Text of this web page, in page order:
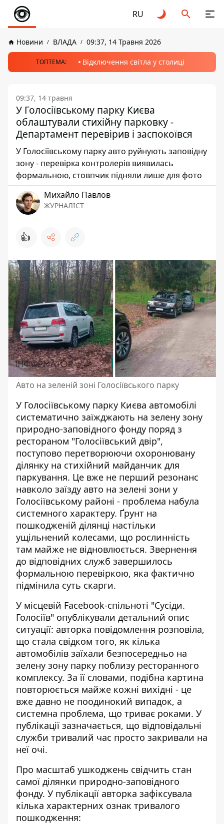
RU
Новини ВЛАДА 09:37, 14 Травня 2026
ТОПТЕМА: Відключення світла у столиці
09:37, 14 травня
У Голосіївському парку Києва
облаштували стихійну парковку -
Департамент перевірив і заспокоївся
У Голосіївському парку авто руйнують заповідну
зону - перевірка контролерів виявилась
формальною, стовпчик підняли лише для фото
Михайло Павлов
ЖУРНАЛІСТ
👍
Авто на зеленій зоні Голосіївського парку
У Голосіївському парку Києва автомобілі
систематично заїжджають на зелену зону
природно-заповідного фонду поряд з
рестораном "Голосіївський двір",
поступово перетворюючи охоронювану
ділянку на стихійний майданчик для
паркування. Це вже не перший резонанс
навколо заїзду авто на зелені зони у
Голосіївському районі - проблема набула
системного характеру. Ґрунт на
пошкодженій ділянці настільки
ущільнений колесами, що рослинність
там майже не відновлюється. Звернення
до відповідних служб завершилось
формальною перевіркою, яка фактично
підмінила суть скарги.
У місцевій Facebook-спільноті "Сусіди.
Голосіїв" опублікували детальний опис
ситуації: авторка повідомлення розповіла,
що стала свідком того, як кілька
автомобілів заїхали безпосередньо на
зелену зону парку поблизу ресторанного
комплексу. За її словами, подібна картина
повторюється майже кожні вихідні - це
вже давно не поодинокий випадок, а
системна проблема, що триває роками. У
публікації зазначається, що відповідальні
служби тривалий час просто закривали на
неї очі.
Про масштаб ушкоджень свідчить стан
самої ділянки природно-заповідного
фонду. У публікації авторка зафіксувала
кілька характерних ознак тривалого
пошкодження: